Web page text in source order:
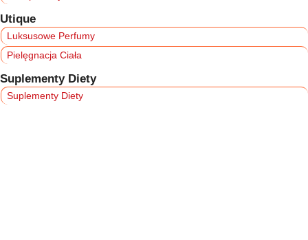
Utique
Luksusowe Perfumy
Pielęgnacja Ciała
Suplementy Diety
Suplementy Diety